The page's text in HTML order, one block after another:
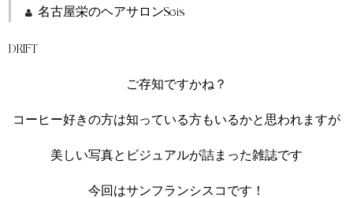
名古屋栄のヘアサロンSeis
DRIFT
ご存知ですかね？
コーヒー好きの方は知っている方もいるかと思われますが
美しい写真とビジュアルが詰まった雑誌です
今回はサンフランシスコです！